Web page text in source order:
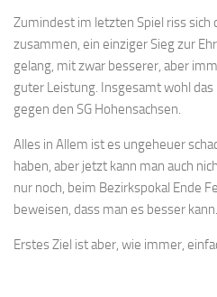
Zumindest im letzten Spiel riss sich
zusammen, ein einziger Sieg zur
gelang, mit zwar besserer, aber
guter Leistung. Insgesamt wohl das
gegen den SG Hohensachsen.
Alles in Allem ist es ungeheuer
haben, aber jetzt kann man auch
nur noch, beim Bezirkspokal Ende
beweisen, dass man es besser kann.
Erstes Ziel ist aber, wie immer,